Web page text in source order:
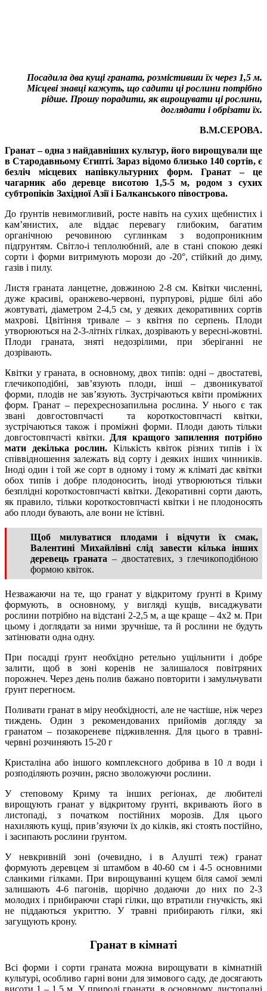
Посадила два кущі граната, розмістивши їх через 1,5 м.
Місцеві знавці кажуть, що садити ці рослини потрібно
рідше. Прошу порадити, як вирощувати ці рослини,
доглядати і обрізати їх.
В.М.СЕРОВА.
Гранат – одна з найдавніших культур, його вирощували ще
в Стародавньому Єгипті. Зараз відомо близько 140 сортів, є
безліч місцевих напівкультурних форм. Гранат – це
чагарник або деревце висотою 1,5-5 м, родом з сухих
субтропіків Західної Азії і Балканського півострова.
До ґрунтів невимогливий, росте навіть на сухих щебнистих і
кам’янистих, але віддає перевагу глибоким, багатим
органічною речовиною суглинкам з водопроникним
підґрунтям. Світло-і теплолюбний, але в стані спокою деякі
сорти і форми витримують морози до -20°, стійкий до диму,
газів і пилу.
Листя граната ланцетне, довжиною 2-8 см. Квітки численні,
дуже красиві, оранжево-червоні, пурпурові, рідше білі або
жовтуваті, діаметром 2-4,5 см, у деяких декоративних сортів
махрові. Цвітіння тривале – з квітня по серпень. Плоди
утворюються на 2-3-літніх гілках, дозрівають у вересні-жовтні.
Плоди граната, зняті недозрілими, при зберіганні не
дозрівають.
Квітки у граната, в основному, двох типів: одні – двостатеві,
глечикоподібні, зав’язують плоди, інші – дзвоникуватої
форми, плодів не зав’язують. Зустрічаються квіти проміжних
форм. Гранат – перехреснозапильна рослина. У нього є так
звані довгостовпчасті та короткостовпчасті квітки,
зустрічаються також і проміжні форми. Плоди дають тільки
довгостовпчасті квітки.
Для кращого запилення потрібно
мати декілька рослин. Кількість квіток різних типів і їх
співвідношення залежать від сорту і деяких інших чинників.
Іноді один і той же сорт в одному і тому ж кліматі дає квітки
обох типів і добре плодоносить, іноді утворюються тільки
безплідні короткостовпчасті квітки. Декоративні сорти дають,
як правило, тільки короткостовпчасті квітки і не плодоносять
або плоди бувають, але вони не їстівні.
Щоб милуватися плодами і відчути їх смак,
Валентині Михайлівні слід завести кілька інших
деревець граната – двостатевих, з глечикоподібною
формою квіток.
Незважаючи на те, що гранат у відкритому ґрунті в Криму
формують, в основному, у вигляді кущів, висаджувати
рослини потрібно на відстані 2-2,5 м, а ще краще – 4х2 м. При
цьому і доглядати за ними зручніше, та й рослини не будуть
затінювати одна одну.
При посадці ґрунт необхідно ретельно ущільнити і добре
залити, щоб в зоні коренів не залишалося повітряних
порожнеч. Через день полив бажано повторити і замульчувати
ґрунт перегноєм.
Поливати гранат в міру необхідності, але не частіше, ніж через
тиждень. Один з рекомендованих прийомів догляду за
гранатом – позакореневе підживлення. Для цього в травні-
червні розчиняють 15-20 г
Кристаліна або іншого комплексного добрива в 10 л води і
розподіляють розчин, рясно зволожуючи рослини.
У степовому Криму та інших регіонах, де любителі
вирощують гранат у відкритому ґрунті, вкривають його в
листопаді, з початком постійних морозів. Для цього
нахиляють кущі, прив’язуючи їх до кілків, які стоять постійно,
і засипають рослини ґрунтом.
У невкривній зоні (очевидно, і в Алушті теж) гранат
формують деревцем зі штамбом в 40-60 см і 4-5 основними
сланкими гілками. При вирощуванні кущем біля самої землі
залишають 4-6 пагонів, щорічно додаючи до них по 2-3
молодих і прибираючи старі гілки, що втратили гнучкість, які
не піддаються укриттю. У травні прибирають гілки, які
загущують крону.
Гранат в кімнаті
Всі форми і сорти граната можна вирощувати в кімнатній
культурі, особливо гарні вони для зимового саду, де досягають